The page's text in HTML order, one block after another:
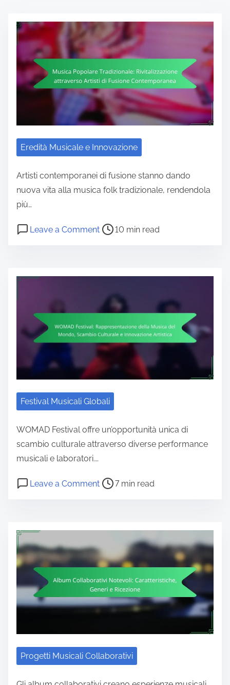
Eredità Musicale e Innovazione
Artisti contemporanei di fusione stanno dando
nuova vita alla musica folk tradizionale, rendendola
più…
Leave a Commenton Musica Popolare Tradizionale:
Post read time 10 min read
Festival Musicali Globali
WOMAD Festival offre un’opportunità unica di
scambio culturale attraverso diverse performance
musicali e laboratori.…
Leave a Commenton WOMAD Festival:
Post read time 7 min read
Progetti Musicali Collaborativi